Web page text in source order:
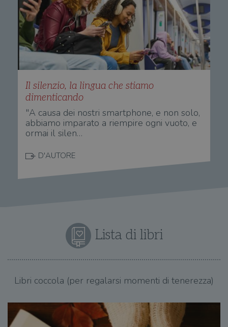
Il silenzio, la lingua che stiamo
dimenticando
"A causa dei nostri smartphone, e non solo,
abbiamo imparato a riempire ogni vuoto, e
ormai il silen…
D'AUTORE
Lista di libri
Libri coccola (per regalarsi momenti di tenerezza)